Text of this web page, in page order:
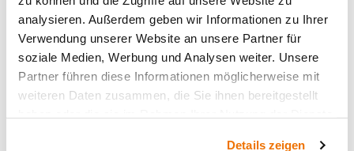
analysieren. Außerdem geben wir Informationen zu Ihrer
Verwendung unserer Website an unsere Partner für
soziale Medien, Werbung und Analysen weiter. Unsere
Partner führen diese Informationen möglicherweise mit
weiteren Daten zusammen, die Sie ihnen bereitgestellt
Details zeigen